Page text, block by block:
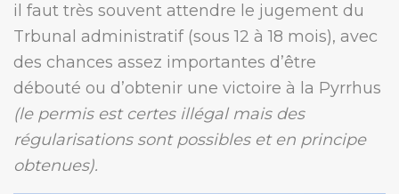
il faut très souvent attendre le jugement du
Trbunal administratif (sous 12 à 18 mois), avec
des chances assez importantes d’être
débouté ou d’obtenir une victoire à la Pyrrhus
(le permis est certes illégal mais des
régularisations sont possibles et en principe
obtenues).